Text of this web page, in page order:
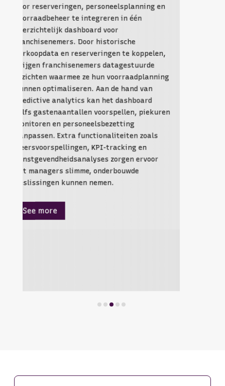
reserveringen, personeelsplanning en
te integreren in één
dashboard voor
Door historische
en reserveringen te koppelen,
franchisenemers datagestuurde
waarmee ze hun voorraadplanning
optimaliseren. Aan de hand van
analytics kan het dashboard
gastenaantallen voorspellen, piekuren
en personeelsbezetting
Extra functionaliteiten zoals
KPI-tracking en
zorgen ervoor
slimme, onderbouwde
kunnen nemen.
more